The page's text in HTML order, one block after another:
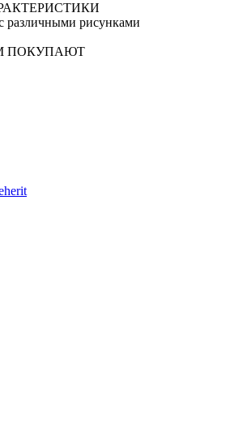
различными рисунками
ПОКУПАЮТ